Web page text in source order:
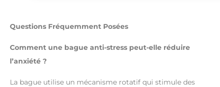
Questions Fréquemment Posées
Comment une bague anti-stress peut-elle réduire
l’anxiété ?
La bague utilise un mécanisme rotatif qui stimule des